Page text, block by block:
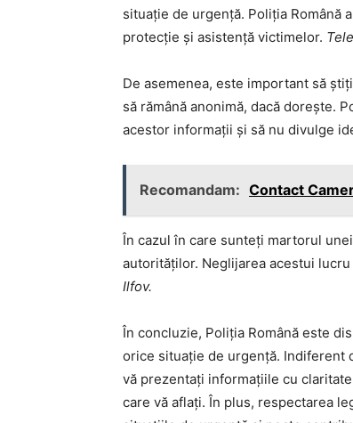
situație de urgență. Poliția Română
protecție și asistență victimelor.
De asemenea, este important să
să rămână anonimă, dacă dorește.
acestor informații și să nu divulge
Recomandam: Contact
În cazul în care sunteți martorul
autorităților. Neglijarea acestui
Ilfov.
În concluzie, Poliția Română este
orice situație de urgență. Indiferent
vă prezentați informațiile cu
care vă aflați. În plus, respectarea